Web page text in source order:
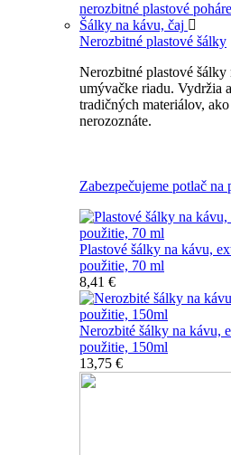
nerozbitné plastové
Šálky na kávu, čaj
Nerozbitné plastové šálky
Nerozbitné plastové
umývačke riadu. Vydržia
tradičných materiálov,
nerozoznáte.
Zabezpečujeme potlač na
Plastové šálky na kávu,
použitie, 70 ml
8,41 €
Nerozbité šálky na kávu,
použitie, 150ml
13,75 €